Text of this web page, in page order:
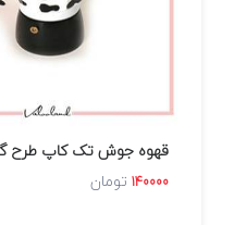
قهوه جوش تک کاپ طرح
140000 تومان